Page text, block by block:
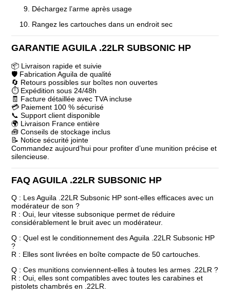
Déchargez l’arme après usage
Rangez les cartouches dans un endroit sec
GARANTIE AGUILA .22LR SUBSONIC HP
📦 Livraison rapide et suivie
🛡️ Fabrication Aguila de qualité
🔄 Retours possibles sur boîtes non ouvertes
⏱️ Expédition sous 24/48h
🧾 Facture détaillée avec TVA incluse
💳 Paiement 100 % sécurisé
📞 Support client disponible
🌍 Livraison France entière
🧰 Conseils de stockage inclus
📝 Notice sécurité jointe
Commandez aujourd’hui pour profiter d’une munition précise et
silencieuse.
FAQ AGUILA .22LR SUBSONIC HP
Q : Les Aguila .22LR Subsonic HP sont-elles efficaces avec un
modérateur de son ?
R : Oui, leur vitesse subsonique permet de réduire
considérablement le bruit avec un modérateur.
Q : Quel est le conditionnement des Aguila .22LR Subsonic HP
?
R : Elles sont livrées en boîte compacte de 50 cartouches.
Q : Ces munitions conviennent-elles à toutes les armes .22LR ?
R : Oui, elles sont compatibles avec toutes les carabines et
pistolets chambrés en .22LR.